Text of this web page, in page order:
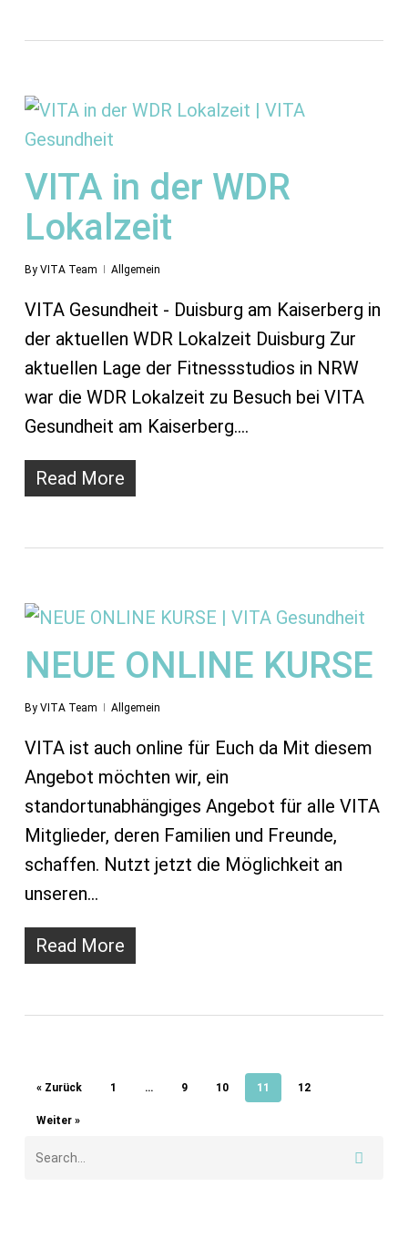
VITA in der WDR
Lokalzeit
By VITA Team Allgemein
VITA Gesundheit - Duisburg am Kaiserberg in
der aktuellen WDR Lokalzeit Duisburg Zur
aktuellen Lage der Fitnessstudios in NRW
war die WDR Lokalzeit zu Besuch bei VITA
Gesundheit am Kaiserberg.…
Read More
NEUE ONLINE KURSE
By VITA Team Allgemein
VITA ist auch online für Euch da Mit diesem
Angebot möchten wir, ein
standortunabhängiges Angebot für alle VITA
Mitglieder, deren Familien und Freunde,
schaffen. Nutzt jetzt die Möglichkeit an
unseren…
Read More
« Zurück 1 … 9 10 11 12
Weiter »